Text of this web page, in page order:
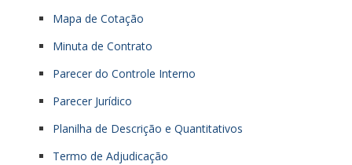
Mapa de Cotação
Minuta de Contrato
Parecer do Controle Interno
Parecer Jurídico
Planilha de Descrição e Quantitativos
Termo de Adjudicação